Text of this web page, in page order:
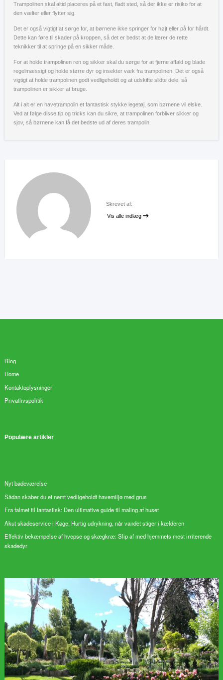
Trampolinen skal altid placeres på et fast, fladt sted, så der ikke er risiko for at
den vælter eller flytter sig.
Det er også vigtigt at sørge for, at børnene ikke springer for højt eller på for hårdt.
Dette kan føre til skader på kroppen, så det er bedst at de lærer de rette
teknikker til at springe på en sikker måde.
For at holde trampolinen ren og sikker skal du sørge for at fjerne affald og blade
regelmæssigt og holde større dyr og insekter væk fra trampolinen. Det er også
vigtigt at holde trampolinen godt vedligeholdt og at udskifte slidte dele, så
trampolinen er sikker at bruge.
Alt i alt er en havetrampolin et fantastisk stykke legetøj, som børnene vil elske.
Ved at følge disse tip og tricks kan du sikre, at trampolinen forbliver sikker og
sjov, så børnene kan få det bedste ud af deres trampolin.
Skrevet af:
Vis alle indlæg
Blog
Home
Kontaktoplysninger
Privatlivspolitik
Populære artikler
Nyt badeværelse
Sådan skaber du et nemt vedligeholdt havemiljø med grus
Fra falmet til fantastisk: Den ultimative guide til maling af huset
Akut skadeservice i Køge: Hurtig udrykning, når vandet stiger i kælderen
Effektiv bekæmpelse af hvepse og skægkræ: Slip af med hjemmets mest irriterende
skadedyr